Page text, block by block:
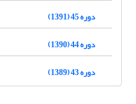
دوره 45 (1391)
دوره 44 (1390)
دوره 43 (1389)